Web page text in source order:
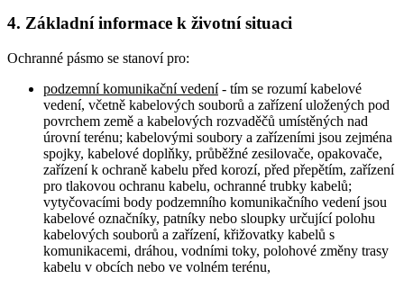
4. Základní informace k životní situaci
Ochranné pásmo se stanoví pro:
podzemní komunikační vedení- tím se rozumí kabelové
vedení, včetně kabelových souborů a zařízení uložených pod
povrchem země a kabelových rozvaděčů umístěných nad
úrovní terénu; kabelovými soubory a zařízeními jsou zejména
spojky, kabelové doplňky, průběžné zesilovače, opakovače,
zařízení k ochraně kabelu před korozí, před přepětím, zařízení
pro tlakovou ochranu kabelu, ochranné trubky kabelů;
vytyčovacími body podzemního komunikačního vedení jsou
kabelové označníky, patníky nebo sloupky určující polohu
kabelových souborů a zařízení, křižovatky kabelů s
komunikacemi, dráhou, vodními toky, polohové změny trasy
kabelu v obcích nebo ve volném terénu,